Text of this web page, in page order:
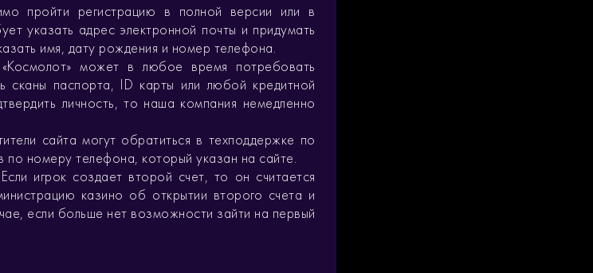
пройти регистрацию в полной версии или в
указать адрес электронной почты и придумать
имя, дату рождения и номер телефона.
может в любое время потребовать
сканы паспорта, ID карты или любой кредитной
личность, то наша компания немедленно
сайта могут обратиться в техподдержке по
по номеру телефона, который указан на сайте.
игрок создает второй счет, то он считается
казино об открытии второго счета и
если больше нет возможности зайти на первый